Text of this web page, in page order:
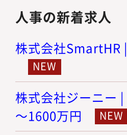
人事の新着求人
株式会社SmartHR
株式会社ジーニー
～1600万円